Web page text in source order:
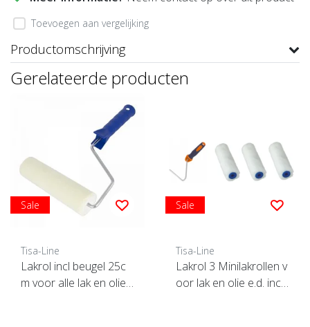
Toevoegen aan vergelijking
Productomschrijving
Gerelateerde producten
Sale
Tisa-Line
Lakrol incl beugel 25c
m voor alle lak en olie
Sale
Tisa-Line
Lakrol 3 Minilakrollen v
oor lak en olie e.d. incl